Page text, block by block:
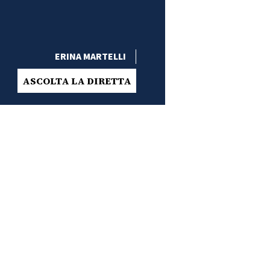
ERINA MARTELLI
ASCOLTA LA DIRETTA